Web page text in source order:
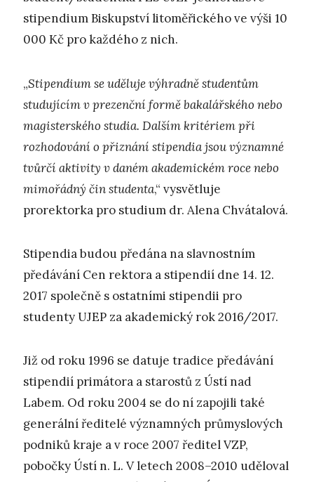
stipendium Biskupství litoměřického ve výši 10
000 Kč pro každého z nich.
„Stipendium se uděluje výhradně studentům
studujícím v prezenční formě bakalářského nebo
magisterského studia. Dalším kritériem při
rozhodování o přiznání stipendia jsou významné
tvůrčí aktivity v daném akademickém roce nebo
mimořádný čin studenta,“ vysvětluje
prorektorka pro studium dr. Alena Chvátalová.
Stipendia budou předána na slavnostním
předávání Cen rektora a stipendií dne 14. 12.
2017 společně s ostatními stipendii pro
studenty UJEP za akademický rok 2016/2017.
Již od roku 1996 se datuje tradice předávání
stipendií primátora a starostů z Ústí nad
Labem. Od roku 2004 se do ní zapojili také
generální ředitelé významných průmyslových
podniků kraje a v roce 2007 ředitel VZP,
pobočky Ústí n. L. V letech 2008–2010 uděloval